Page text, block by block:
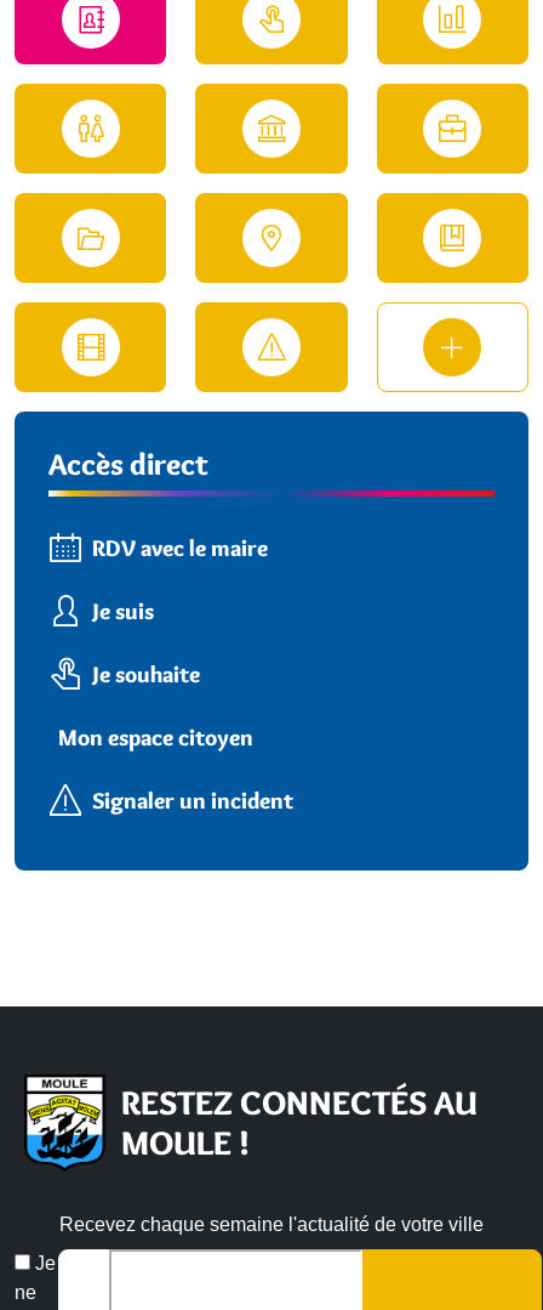
Accès direct
RDV avec le maire
Je suis
Je souhaite
Mon espace citoyen
Signaler un incident
RESTEZ CONNECTÉS AU
MOULE !
Recevez chaque semaine l'actualité de votre ville
Je
ne
Veuillez laisser ce champ vide :
Email